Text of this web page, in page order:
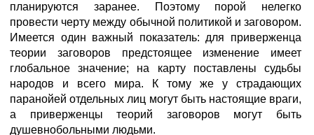
планируются заранее. Поэтому порой нелегко
провести черту между обычной политикой и заговором.
Имеется один важный показатель: для приверженца
теории заговоров предстоящее изменение имеет
глобальное значение; на карту поставлены судьбы
народов и всего мира. К тому же у страдающих
паранойей отдельных лиц могут быть настоящие враги,
а приверженцы теорий заговоров могут быть
душевнобольными людьми.